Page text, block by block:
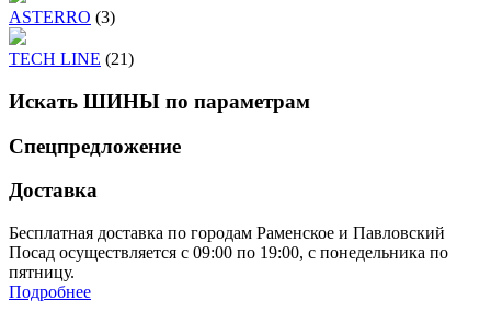
ASTERRO (3)
TECH LINE (21)
Искать ШИНЫ по параметрам
Спецпредложение
Доставка
Бесплатная доставка по городам Раменское и Павловский
Посад осуществляется с 09:00 по 19:00, с понедельника по
пятницу.
Подробнее